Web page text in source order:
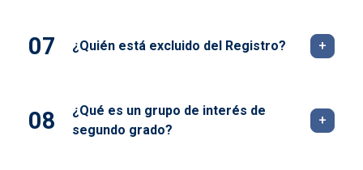
¿Quién está excluido del Registro?
¿Qué es un grupo de interés de
segundo grado?